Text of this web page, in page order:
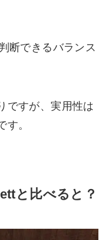
断できるバランス
ですが、実用性は
す。
と比べると？